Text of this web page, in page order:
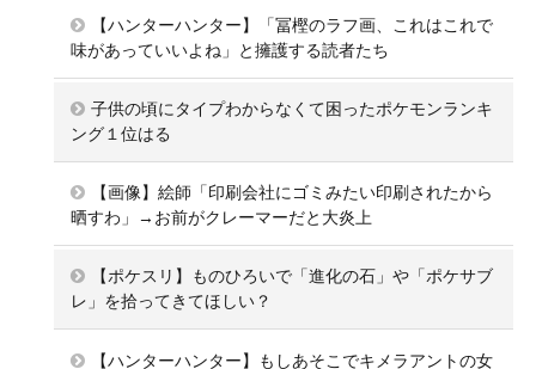
【ハンターハンター】「冨樫のラフ画、これはこれで
味があっていいよね」と擁護する読者たち
子供の頃にタイプわからなくて困ったポケモンランキ
ング１位はる
【画像】絵師「印刷会社にゴミみたい印刷されたから
晒すわ」→お前がクレーマーだと大炎上
【ポケスリ】ものひろいで「進化の石」や「ポケサブ
レ」を拾ってきてほしい？
【ハンターハンター】もしあそこでキメラアントの女